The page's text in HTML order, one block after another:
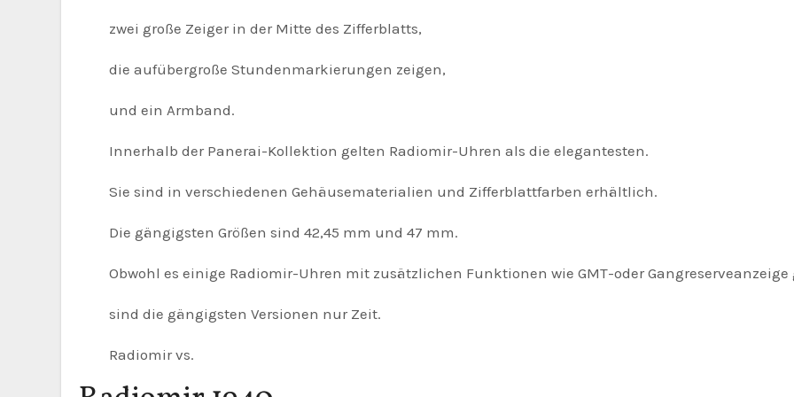
zwei große Zeiger in der Mitte des Zifferblatts,
die aufübergroße Stundenmarkierungen zeigen,
und ein Armband.
Innerhalb der Panerai-Kollektion gelten Radiomir-Uhren als die elegantesten.
Sie sind in verschiedenen Gehäusematerialien und Zifferblattfarben erhältlich.
Die gängigsten Größen sind 42,45 mm und 47 mm.
Obwohl es einige Radiomir-Uhren mit zusätzlichen Funktionen wie GMT-oder Gangreserveanzeige
sind die gängigsten Versionen nur Zeit.
Radiomir vs.